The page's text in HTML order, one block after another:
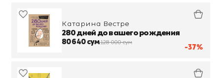
-37%
Катарина Вестре
280 дней до вашего рождения
80 640 сум128 000 сум